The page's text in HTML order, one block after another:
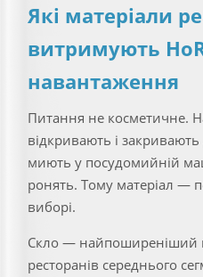
Які матеріали
витримують
навантаження
Питання не косметичне.
відкривають і
миють у посудомийній
ронять. Тому матеріал —
виборі.
Скло — найпоширеніший
ресторанів середнього